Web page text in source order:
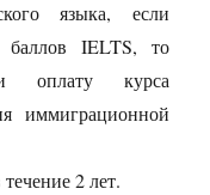
языка, если
IELTS, то
оплату курса
иммиграционной
2 лет.